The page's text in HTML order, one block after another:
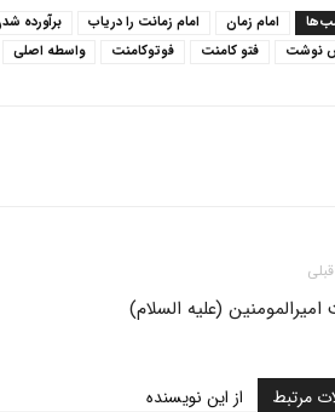
امام زمان امام زمانت را دریاب برآورده
نوشت
فتو کامنت فوتوکامنت واسطه اصلی
(علیه السلام)
مرتبط از این نویسنده